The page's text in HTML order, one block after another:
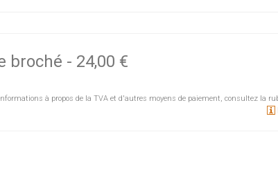
broché - 24,00 €
à propos de la TVA et d'autres moyens de paiement, consultez la